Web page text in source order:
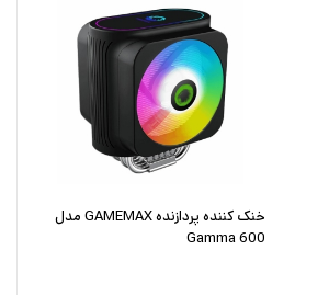
خنک کننده پردازنده GAMEMAX مدل
Gamma 600